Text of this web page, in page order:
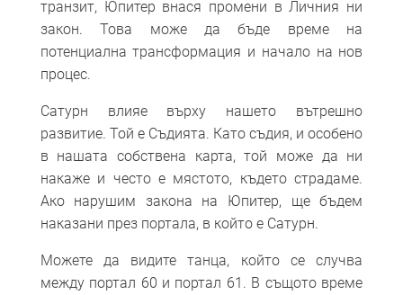
транзит, Юпитер внася промени в Личния ни
закон. Това може да бъде време на
потенциална трансформация и начало на нов
процес.
Сатурн влияе върху нашето вътрешно
развитие. Той е Съдията. Като съдия, и особено
в нашата собствена карта, той може да ни
накаже и често е мястото, където страдаме.
Ако нарушим закона на Юпитер, ще бъдем
наказани през портала, в който е Сатурн.
Можете да видите танца, който се случва
между портал 60 и портал 61. В същото време